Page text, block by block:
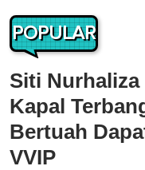
POPULAR
Siti Nurhaliza
Kapal
Bertuah
VVIP